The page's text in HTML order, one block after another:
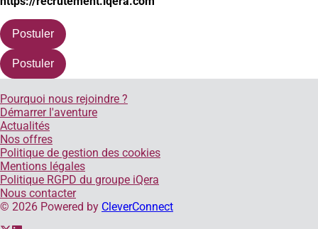
Postuler
Postuler
Pourquoi nous rejoindre ?
Démarrer l'aventure
Actualités
Nos offres
Politique de gestion des cookies
Mentions légales
Politique RGPD du groupe iQera
Nous contacter
© 2026 Powered by CleverConnect